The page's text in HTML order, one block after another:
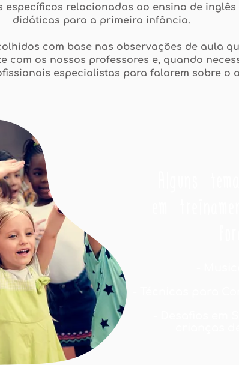
específicos relacionados ao ensino de
didáticas para a primeira infância.
com base nas observações de aula
com os nossos professores e, quando
especialistas para falarem sobre o